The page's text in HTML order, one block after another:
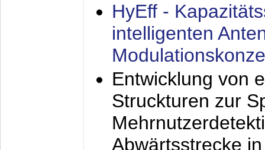
HyEff -
intelligenten
Entwicklung von
Struckturen zur
Abwärtsstrecke